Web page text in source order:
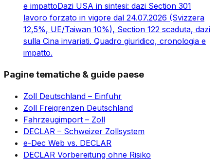
e impattoDazi USA in sintesi: dazi Section 301
lavoro forzato in vigore dal 24.07.2026 (Svizzera
12,5%, UE/Taiwan 10%), Section 122 scaduta, dazi
sulla Cina invariati. Quadro giuridico, cronologia e
impatto.
Pagine tematiche & guide paese
Zoll Deutschland – Einfuhr
Zoll Freigrenzen Deutschland
Fahrzeugimport – Zoll
DECLAR – Schweizer Zollsystem
e-Dec Web vs. DECLAR
DECLAR Vorbereitung ohne Risiko